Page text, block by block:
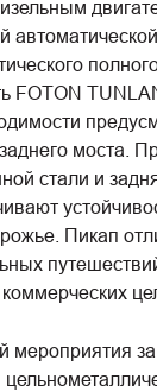
FOTON
моста.
стали и
Пикап
мероприятия